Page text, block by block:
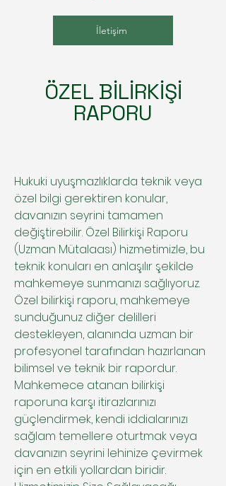
İletişim
ÖZEL BİLİRKİŞİ
RAPORU
Hukuki uyuşmazlıklarda teknik veya
özel bilgi gerektiren konular,
davanızın seyrini tamamen
değiştirebilir. Özel Bilirkişi Raporu
(Uzman Mütalaası) hizmetimizle, bu
teknik konuları en anlaşılır şekilde
mahkemeye sunmanızı sağlıyoruz.
Özel bilirkişi raporu, mahkemeye
sunduğunuz diğer delilleri
destekleyen, alanında uzman bir
profesyonel tarafından hazırlanan
bilimsel ve teknik bir rapordur.
Mahkemece atanan bilirkişi
raporuna karşı itirazlarınızı
güçlendirmek, kendi iddialarınızı
sağlam temellere oturtmak veya
davanızın seyrini lehinize çevirmek
için en etkili yollardan biridir.